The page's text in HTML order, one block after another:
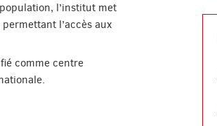
l’institut met
permettant l’accès aux
comme centre